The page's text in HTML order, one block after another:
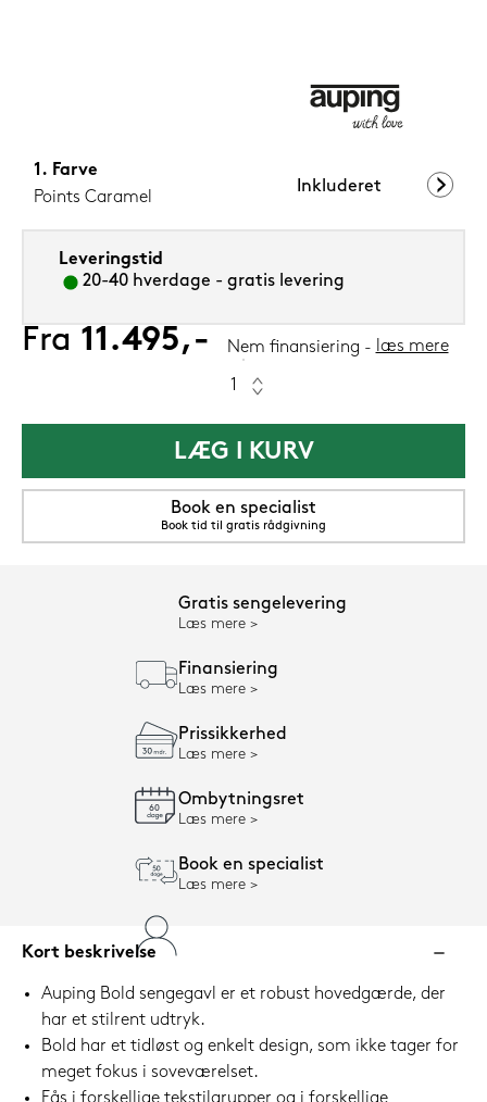
Farve
Points Caramel
Inkluderet
Leveringstid
20-40 hverdage - gratis levering
Fra 11.495,- Nem finansiering læs mere
LÆG I KURV
Book en specialist
Book tid til gratis rådgivning
Gratis sengelevering
Læs mere
Finansiering
Læs mere
Prissikkerhed
Læs mere
Ombytningsret
Læs mere
Book en specialist
Læs mere
Kort beskrivelse
Auping Bold sengegavl er et robust hovedgærde, der
har et stilrent udtryk.
Bold har et tidløst og enkelt design, som ikke tager for
meget fokus i soveværelset.